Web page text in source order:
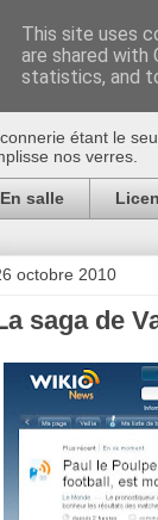
Au
étant le
nos verres.
En salle
octobre 2010
saga de
This site uses
are shared with
statistics, and